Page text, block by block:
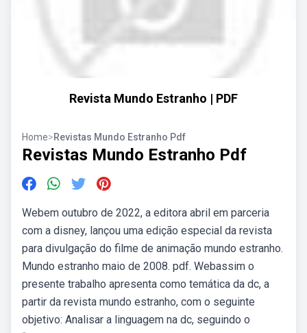
Revista Mundo Estranho | PDF
Home>Revistas Mundo Estranho Pdf
Revistas Mundo Estranho Pdf
Webem outubro de 2022, a editora abril em parceria
com a disney, lançou uma edição especial da revista
para divulgação do filme de animação mundo estranho.
Mundo estranho maio de 2008. pdf. Webassim o
presente trabalho apresenta como temática da dc, a
partir da revista mundo estranho, com o seguinte
objetivo: Analisar a linguagem na dc, seguindo o